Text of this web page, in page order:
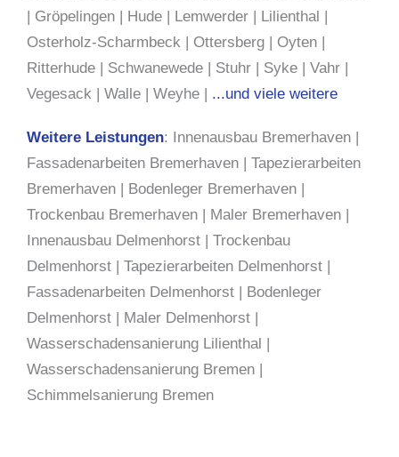
| Gröpelingen | Hude | Lemwerder | Lilienthal |
Osterholz-Scharmbeck | Ottersberg | Oyten |
Ritterhude | Schwanewede | Stuhr | Syke | Vahr |
Vegesack | Walle | Weyhe | ...und viele weitere
Weitere Leistungen: Innenausbau Bremerhaven |
Fassadenarbeiten Bremerhaven | Tapezierarbeiten
Bremerhaven | Bodenleger Bremerhaven |
Trockenbau Bremerhaven | Maler Bremerhaven |
Innenausbau Delmenhorst | Trockenbau
Delmenhorst | Tapezierarbeiten Delmenhorst |
Fassadenarbeiten Delmenhorst | Bodenleger
Delmenhorst | Maler Delmenhorst |
Wasserschadensanierung Lilienthal |
Wasserschadensanierung Bremen |
Schimmelsanierung Bremen